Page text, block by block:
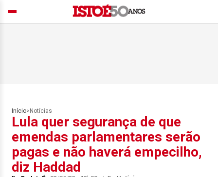
Início> Notícias
Lula quer segurança de que
emendas parlamentares serão
pagas e não haverá empecilho,
diz Haddad